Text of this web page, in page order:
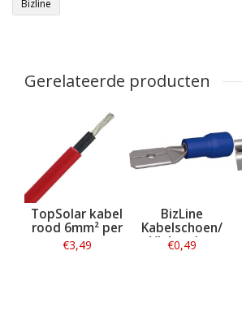
Bizline
Gerelateerde producten
kabel
per
TopSolar kabel
rood 6mm² per
meter
€3,49
BizLine
Kabelschoen/
Vlaksteker
Mannelijk Blauw
€0,49